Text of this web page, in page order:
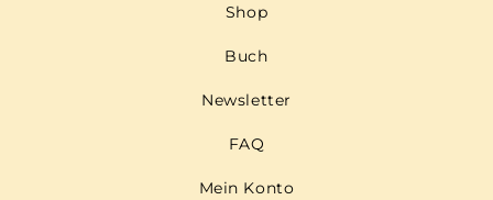
Shop
Buch
Newsletter
FAQ
Mein Konto